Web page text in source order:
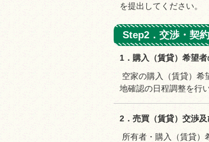
を提出してください。
Step2．交渉・契
1．購入（賃貸）希望
空家の購入（賃貸）希
地確認の日程調整を行い
2．売買（賃貸）交渉
所有者・購入（賃貸）